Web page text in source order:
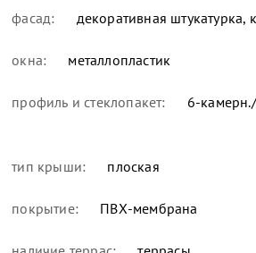
фасад: декоративная штукатурка,
окна: металлопластик
профиль и стеклопакет: 6-
тип крыши: плоская
покрытие: ПВХ-мембрана